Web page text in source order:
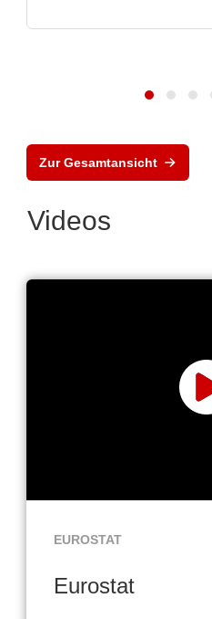
Zur Gesamtansicht
Videos
EUROSTAT
Eurostat